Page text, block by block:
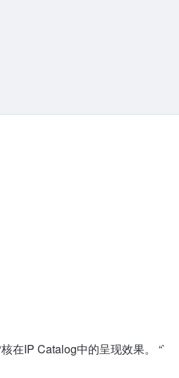
在IP Catalog中的呈现效果。 “`